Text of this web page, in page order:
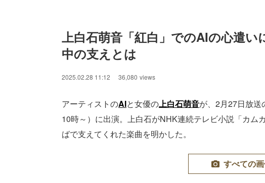
上白石萌音「紅白」でのAIの心遣
中の支えとは
2025.02.28 11:12 36,080 views
アーティストのAIと女優の上白石萌音が、2月27日放
10時～）に出演。上白石がNHK連続テレビ小説「カム
ばで支えてくれた楽曲を明かした。
すべての